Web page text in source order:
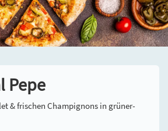
Pepe
& frischen Champignons in grüner-